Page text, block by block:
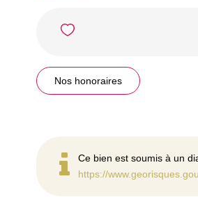
Nos honoraires
Ce bien est soumis à un
https://